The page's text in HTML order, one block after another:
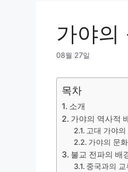
가야의
08월 27일
목차
소개
가야의 역사적
고대 가야
가야의 문
불교 전파의 배
중국과의 교